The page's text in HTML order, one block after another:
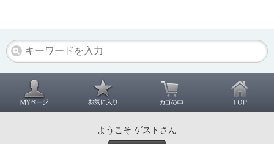
ようこそ ゲストさん